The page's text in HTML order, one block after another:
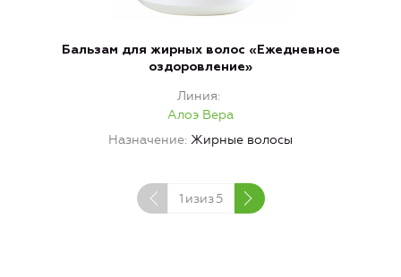
Бальзам для жирных волос «Ежедневное
оздоровление»
Линия
Алоэ Вера
Назначение Жирные волосы
1 изиз 5